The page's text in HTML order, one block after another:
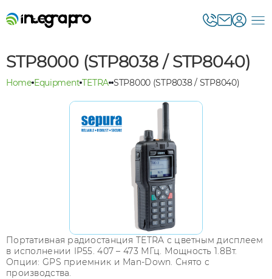
STP8000 (STP8038 / STP8040)
Home Equipment TETRA STP8000 (STP8038 / STP8040)
Портативная радиостанция TETRA с цветным дисплеем
в исполнении IP55. 407 – 473 МГц. Мощность 1.8Вт.
Опции: GPS приемник и Man-Down. Снято с
производства.